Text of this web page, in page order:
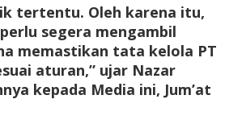
tertentu. Oleh karena itu,
segera mengambil
memastikan tata kelola PT
aturan,” ujar Nazar
kepada Media ini, Jum’at